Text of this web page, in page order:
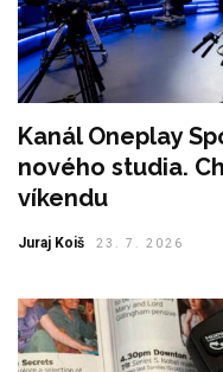
Kanál Oneplay
nového studia.
víkendu
Juraj Koiš 23. 7. 2026